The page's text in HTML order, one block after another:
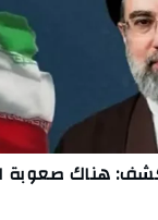
يكشف: هناك